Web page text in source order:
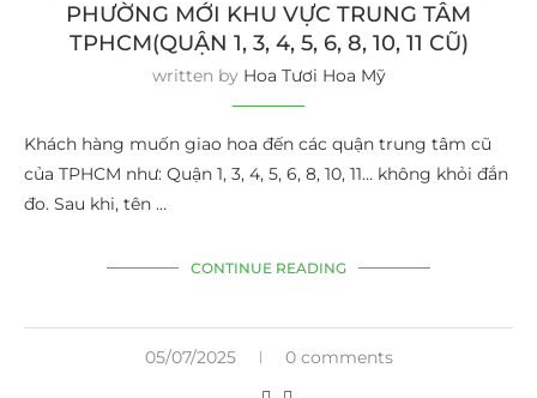
PHƯỜNG MỚI KHU VỰC TRUNG TÂM
TPHCM(QUẬN 1, 3, 4, 5, 6, 8, 10, 11 CŨ)
written by Hoa Tươi Hoa Mỹ
Khách hàng muốn giao hoa đến các quận trung tâm cũ
của TPHCM như: Quận 1, 3, 4, 5, 6, 8, 10, 11… không khỏi đắn
đo. Sau khi, tên …
CONTINUE READING
05/07/2025 0 comments